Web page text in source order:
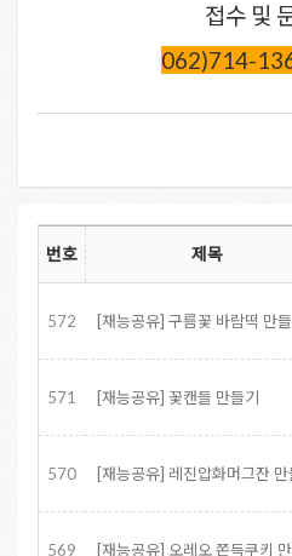
접수 및
062)714-
번호 제목
572 [재능공유] 구름꽃 바람떡 만
571 [재능공유] 꽃캔들 만들기
570 [재능공유] 레진압화머그잔 만
569 [재능공유] 오레오 쫀득쿠키